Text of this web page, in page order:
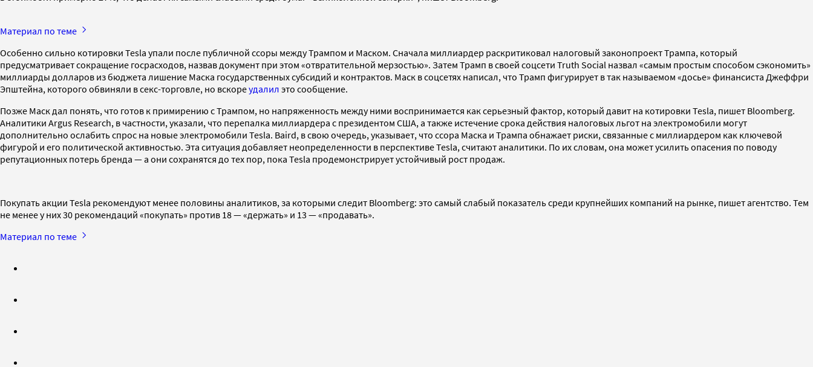
Материал по теме
Особенно сильно котировки Tesla упали после публичной ссоры между Трампом и Маском. Сначала миллиардер раскритиковал налоговый законопроект Трампа, который
предусматривает сокращение госрасходов, назвав документ при этом «отвратительной мерзостью». Затем Трамп в своей соцсети Truth Social назвал «самым простым способом сэкономить»
миллиарды долларов из бюджета лишение Маска государственных субсидий и контрактов. Маск в соцсетях написал, что Трамп фигурирует в так называемом «досье» финансиста Джеффри
Эпштейна, которого обвиняли в секс-торговле, но вскореудалил это сообщение.
Позже Маск дал понять, что готов к примирению с Трампом, но напряженность между ними воспринимается как серьезный фактор, который давит на котировки Tesla, пишет Bloomberg.
Аналитики Argus Research, в частности, указали, что перепалка миллиардера с президентом США, а также истечение срока действия налоговых льгот на электромобили могут
дополнительно ослабить спрос на новые электромобили Tesla. Baird, в свою очередь, указывает, что ссора Маска и Трампа обнажает риски, связанные с миллиардером как ключевой
фигурой и его политической активностью. Эта ситуация добавляет неопределенности в перспективе Tesla, считают аналитики. По их словам, она может усилить опасения по поводу
репутационных потерь бренда — а они сохранятся до тех пор, пока Tesla продемонстрирует устойчивый рост продаж.
Покупать акции Tesla рекомендуют менее половины аналитиков, за которыми следит Bloomberg: это самый слабый показатель среди крупнейших компаний на рынке, пишет агентство. Тем
не менее у них 30 рекомендаций «покупать» против 18 — «держать» и 13 — «продавать».
Материал по теме